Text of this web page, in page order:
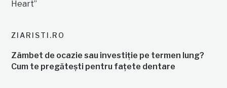
ZIARISTI.RO
Zâmbet de ocazie sau investiție pe termen lung?
Cum te pregătești pentru fațete dentare